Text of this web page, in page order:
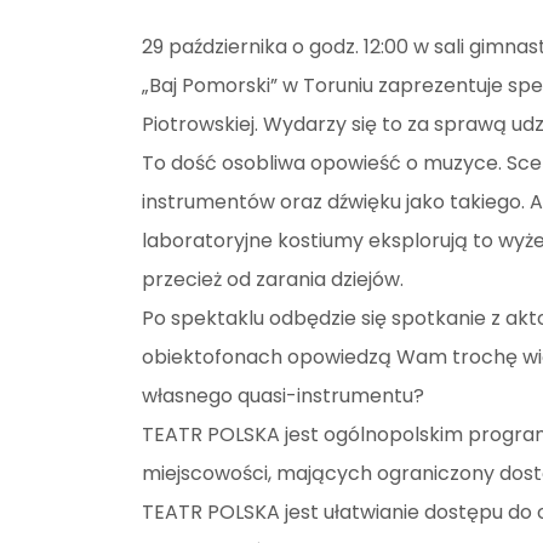
29 października o godz. 12:00 w sali
„Baj Pomorski” w Toruniu zaprezentuje
Piotrowskiej. Wydarzy się to za sprawą
To dość osobliwa opowieść o muzyce.
instrumentów oraz dźwięku jako takiego.
laboratoryjne kostiumy eksplorują to
przecież od zarania dziejów.
Po spektaklu odbędzie się spotkanie z
obiektofonach opowiedzą Wam trochę
własnego quasi-instrumentu?
TEATR POLSKA jest ogólnopolskim
miejscowości, mających ograniczony
TEATR POLSKA jest ułatwianie dostępu